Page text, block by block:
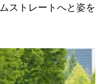
ストレートへと姿を